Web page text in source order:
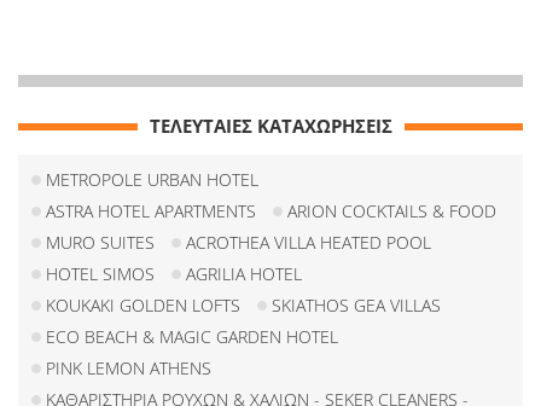
ΤΕΛΕΥΤΑΙΕΣ ΚΑΤΑΧΩΡΗΣΕΙΣ
METROPOLE URBAN HOTEL
ASTRA HOTEL APARTMENTS
ARION COCKTAILS & FOOD
MURO SUITES
ACROTHEA VILLA HEATED POOL
HOTEL SIMOS
AGRILIA HOTEL
KOUKAKI GOLDEN LOFTS
SKIATHOS GEA VILLAS
ECO BEACH & MAGIC GARDEN HOTEL
PINK LEMON ATHENS
ΚΑΘΑΡΙΣΤΗΡΙΑ ΡΟΥΧΩΝ & ΧΑΛΙΩΝ - SEKER CLEANERS -